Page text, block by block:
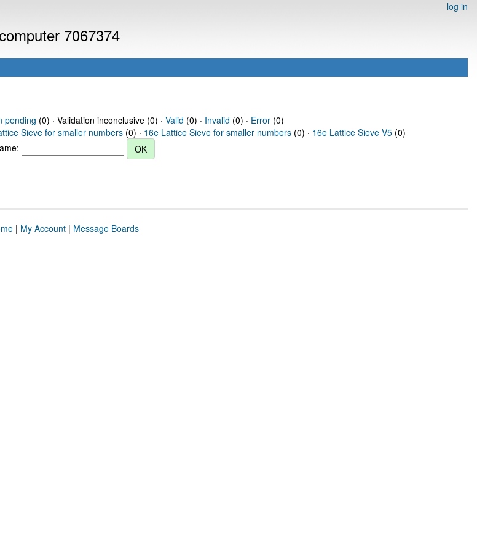
log in
7067374
pending (0) · Validation inconclusive (0) · Valid (0) · Invalid (0) · Error(0)
Sieve for smaller numbers (0) · 16e Lattice Sieve for smaller numbers (0) · 16e Lattice Sieve V5 (0)
| My Account| Message Boards